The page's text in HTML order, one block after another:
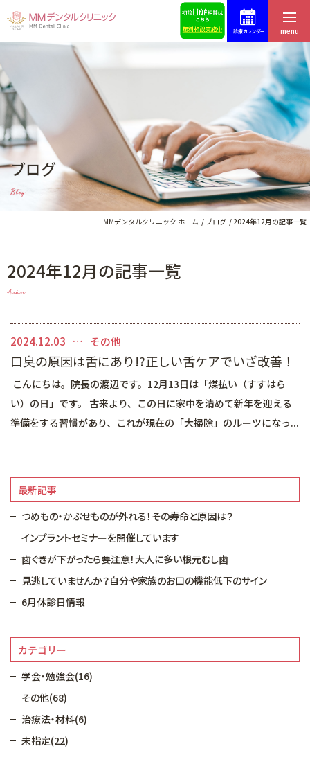
診療カレンダー menu
ブログ
Blog
MMデンタルクリニック ホーム ブログ 2024年12月の記事一覧
2024年12月の記事一覧
Archive
2024.12.03 その他
口臭の原因は舌にあり!?正しい舌ケアでいざ改善！
こんにちは。院長の渡辺です。12月13日は「煤払い（すすはら
い）の日」です。 古来より、この日に家中を清めて新年を迎える
準備をする習慣があり、これが現在の「大掃除」のルーツになっ...
最新記事
つめもの・かぶせものが外れる！その寿命と原因は？
インプラントセミナーを開催しています
歯ぐきが下がったら要注意！大人に多い根元むし歯
見逃していませんか？自分や家族のお口の機能低下のサイン
6月休診日情報
カテゴリー
学会・勉強会(16)
その他(68)
治療法・材料(6)
未指定(22)
ホーム
はじめての方へ
医院紹介・アクセス
スタッフ紹介
スタッフ募集
予約・お問合せ
ブログ
歯科コラム
インプラントによる治療
矯正歯科
審美的治療
予防・メインテナンス
一般診療